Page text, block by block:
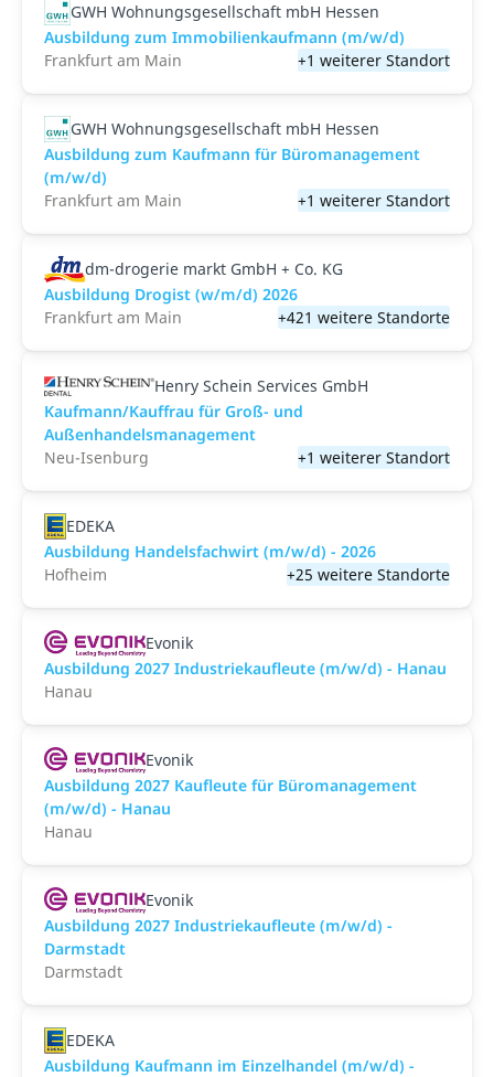
GWH Wohnungsgesellschaft mbH Hessen
Ausbildung zum Immobilienkaufmann (m/w/d)
Frankfurt am Main
+1 weiterer Standort
GWH Wohnungsgesellschaft mbH Hessen
Ausbildung zum Kauf­mann für Bü­ro­ma­nage­ment
(m/w/d)
Frankfurt am Main
+1 weiterer Standort
dm-drogerie markt GmbH + Co. KG
Ausbildung Drogist (w/m/d) 2026
Frankfurt am Main
+421 weitere Standorte
Henry Schein Services GmbH
Kaufmann/Kauffrau für Groß- und
Außenhandelsmanagement
Neu-Isenburg
+1 weiterer Standort
EDEKA
Ausbildung Handelsfachwirt (m/w/d) - 2026
Hofheim
+25 weitere Standorte
Evonik
Ausbildung 2027 Industriekaufleute (m/w/d) - Hanau
Hanau
Evonik
Ausbildung 2027 Kaufleute für Büromanagement
(m/w/d) - Hanau
Hanau
Evonik
Ausbildung 2027 Industriekaufleute (m/w/d) -
Darmstadt
Darmstadt
EDEKA
Ausbildung Kaufmann im Einzelhandel (m/w/d) -